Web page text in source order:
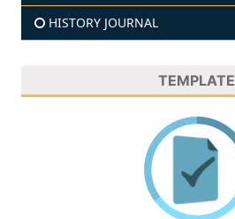
HISTORY JOURNAL
TEMPLATE